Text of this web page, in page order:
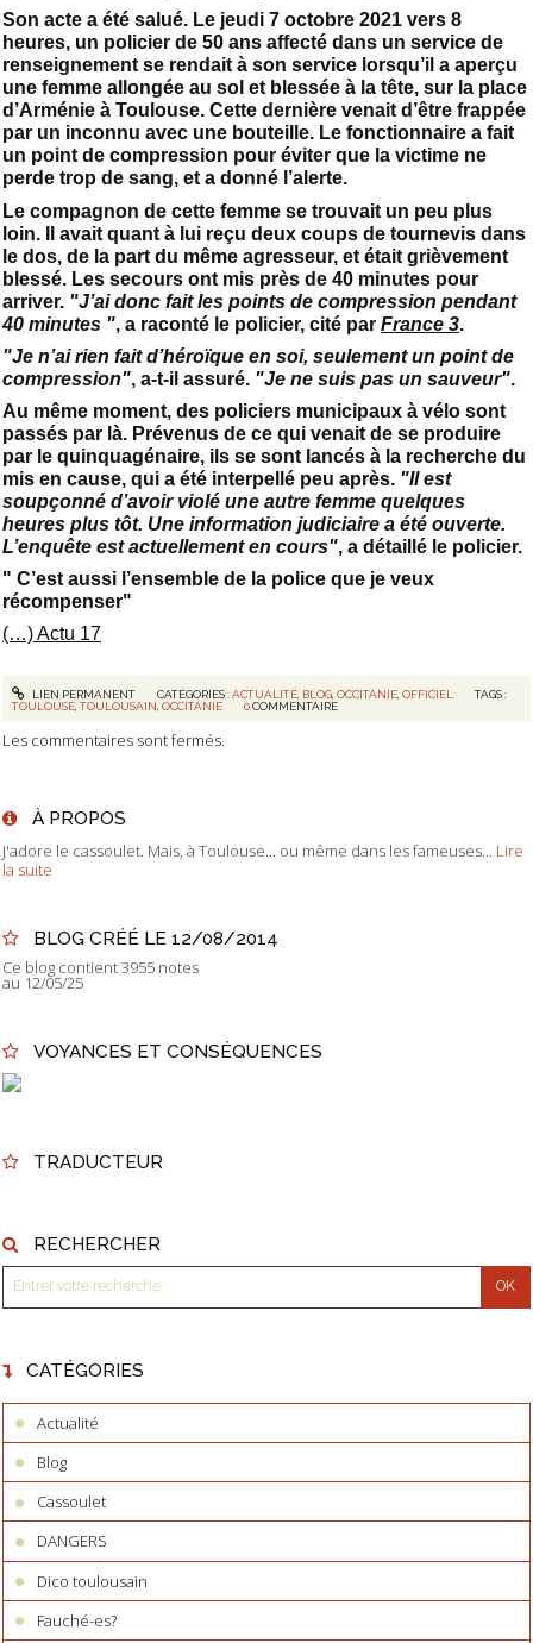
Son acte a été salué. Le jeudi 7 octobre 2021 vers 8
heures, un policier de 50 ans affecté dans un service de
renseignement se rendait à son service lorsqu’il a aperçu
une femme allongée au sol et blessée à la tête, sur la place
d’Arménie à Toulouse. Cette dernière venait d’être frappée
par un inconnu avec une bouteille. Le fonctionnaire a fait
un point de compression pour éviter que la victime ne
perde trop de sang, et a donné l’alerte.
Le compagnon de cette femme se trouvait un peu plus
loin. Il avait quant à lui reçu deux coups de tournevis dans
le dos, de la part du même agresseur, et était grièvement
blessé. Les secours ont mis près de 40 minutes pour
arriver. "J’ai donc fait les points de compression pendant
40 minutes ", a raconté le policier, cité par France 3.
"Je n’ai rien fait d’héroïque en soi, seulement un point de
compression", a-t-il assuré. "Je ne suis pas un sauveur".
Au même moment, des policiers municipaux à vélo sont
passés par là. Prévenus de ce qui venait de se produire
par le quinquagénaire, ils se sont lancés à la recherche du
mis en cause, qui a été interpellé peu après. "Il est
soupçonné d’avoir violé une autre femme quelques
heures plus tôt. Une information judiciaire a été ouverte.
L’enquête est actuellement en cours", a détaillé le policier.
" C’est aussi l’ensemble de la police que je veux
récompenser"
(…) Actu 17
LIEN PERMANENT CATÉGORIES :ACTUALITÉ, BLOG, OCCITANIE, OFFICIEL
TAGS :
TOULOUSE ,TOULOUSAIN ,OCCITANIE 0 COMMENTAIRE
Les commentaires sont fermés.
À PROPOS
J'adore le cassoulet. Mais, à Toulouse... ou même dans les fameuses...
Lire
la suite
BLOG CRÉÉ LE 12/08/2014
Ce blog contient 3955 notes
au 12/05/25
VOYANCES ET CONSÉQUENCES
TRADUCTEUR
RECHERCHER
CATÉGORIES
Actualité
Blog
Cassoulet
DANGERS
Dico toulousain
Fauché-es?